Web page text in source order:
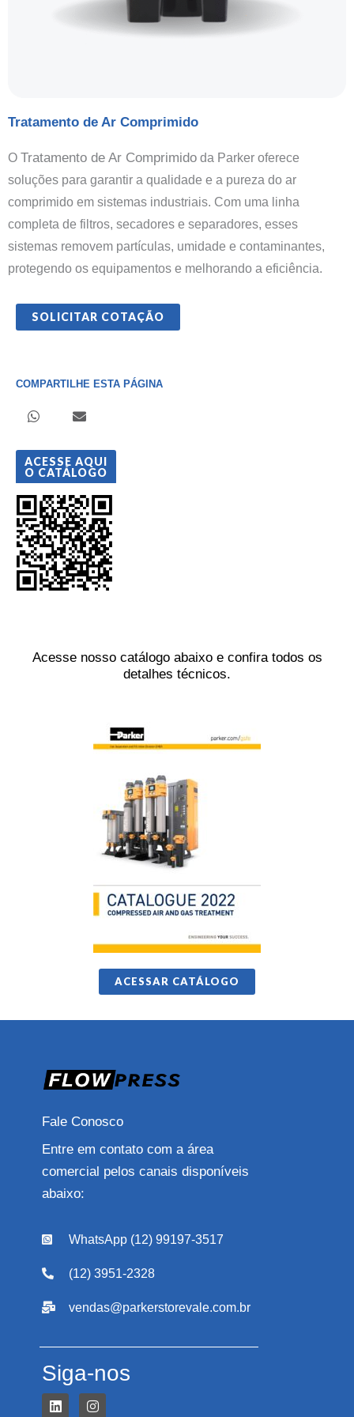
Tratamento de Ar Comprimido
O Tratamento de Ar Comprimido da Parker oferece
soluções para garantir a qualidade e a pureza do ar
comprimido em sistemas industriais. Com uma linha
completa de filtros, secadores e separadores, esses
sistemas removem partículas, umidade e contaminantes,
protegendo os equipamentos e melhorando a eficiência.
SOLICITAR COTAÇÃO
COMPARTILHE ESTA PÁGINA
ACESSE AQUI
O CATÁLOGO
Acesse nosso catálogo abaixo e confira todos os
detalhes técnicos.
ACESSAR CATÁLOGO
Fale Conosco
Entre em contato com a área
comercial pelos canais disponíveis
abaixo:
WhatsApp (12) 99197-3517
(12) 3951-2328
vendas@parkerstorevale.com.br
Siga-nos
L
i
I
n